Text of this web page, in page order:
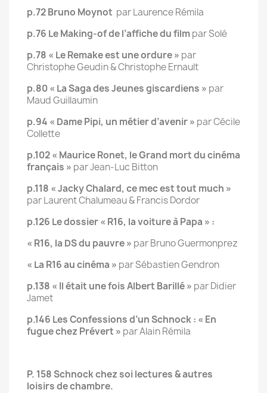
p.72 Bruno Moynot par Laurence Rémila
p.76 Le Making-of de l’affiche du film par Solé
p.78 « Le Remake est une ordure » par
Christophe Geudin & Christophe Ernault
p.80 « La Saga des Jeunes giscardiens » par
Maud Guillaumin
p.94 « Dame Pipi, un métier d’avenir » par Cécile
Collette
p.102 « Maurice Ronet, le Grand mort du cinéma
français » par Jean-Luc Bitton
p.118 « Jacky Chalard, ce mec est tout much »
par Laurent Chalumeau & Francis Dordor
p.126 Le dossier « R16, la voiture à Papa » :
« R16, la DS du pauvre » par Bruno Guermonprez
« La R16 au cinéma » par Sébastien Gendron
p.138 « Il était une fois Albert Barillé » par Didier
Jamet
p.146 Les Confessions d’un Schnock : « En
fugue chez Prévert » par Alain Rémila
P. 158 Schnock chez soi lectures & autres
loisirs de chambre.